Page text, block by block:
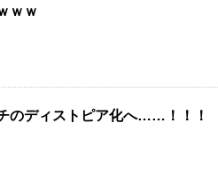
ｗｗ
のディストピア化へ……！！！